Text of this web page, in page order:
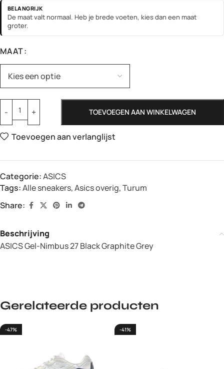
BELANGRIJK
De maat valt normaal. Heb je brede voeten, kies dan een maat
groter.
MAAT
TOEVOEGEN AAN WINKELWAGEN
Toevoegen aan verlanglijst
Categorie:ASICS
Tags:Alle sneakers,Asics overig,Turum
Share:
Beschrijving
ASICS Gel-Nimbus 27 Black Graphite Grey
Gerelateerde producten
-47% -41%